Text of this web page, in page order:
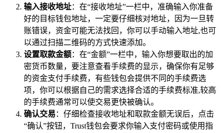
输入接收地址：在“接收地址”一栏中，准确输入你准备
好的目标钱包地址，一定要仔细核对地址，因为一旦转
账错误，资金可能无法找回，你可以手动输入地址,也可
以通过扫描二维码的方式快速添加。
设置取款金额：在“金额”一栏中，输入你想要取出的加
密货币数量，要注意查看手续费的显示，确保你有足够
的资金支付手续费，有些钱包会提供不同的手续费选
项，你可以根据自己的需求选择合适的手续费标准,较高
的手续费通常可以使交易更快被确认。
确认交易 ：仔细检查接收地址和取款金额无误后，点击
“确认”按钮，Trust钱包会要求你输入支付密码或使用指